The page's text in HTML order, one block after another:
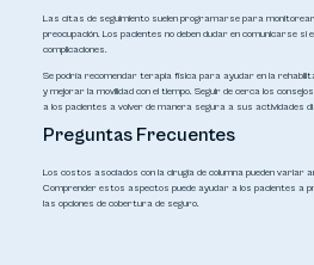
Las citas de seguimiento suelen programarse para
preocupación. Los pacientes no deben dudar en comunicarse si
complicaciones.
Se podría recomendar terapia física para ayudar en la
y mejorar la movilidad con el tiempo. Seguir de cerca los
a los pacientes a volver de manera segura a sus actividades
Preguntas Frecuentes
Los costos asociados con la cirugía de columna pueden variar
Comprender estos aspectos puede ayudar a los pacientes a
las opciones de cobertura de seguro.